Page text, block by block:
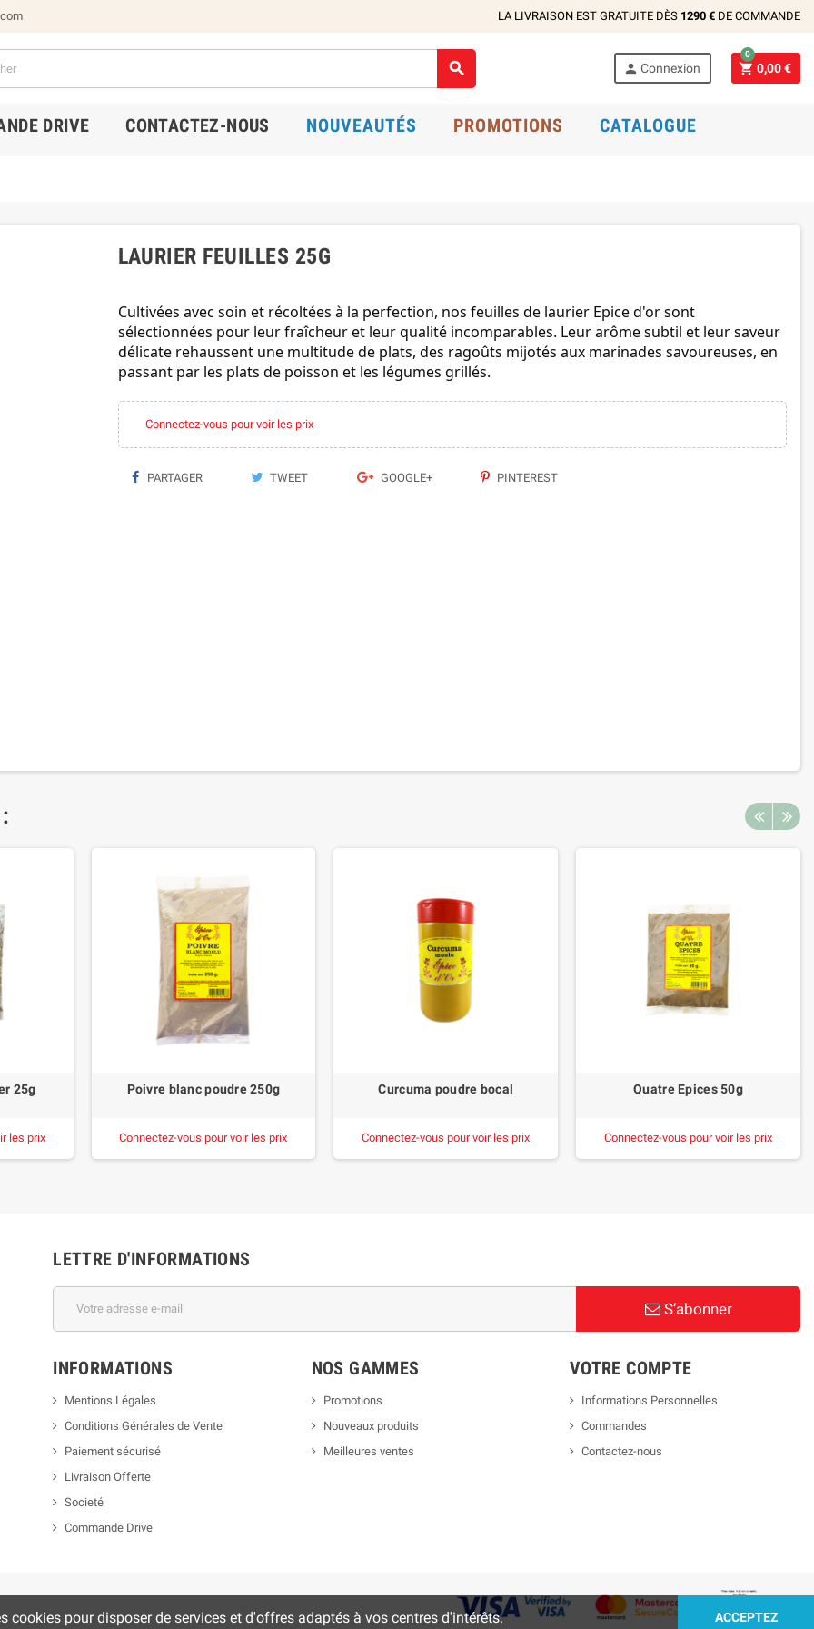
LA LIVRAISON EST GRATUITE DÈS 1290 € DE COMMANDE
  Connexion  0,00 €
0
DRIVE CONTACTEZ-NOUS NOUVEAUTÉS PROMOTIONS CATALOGUE
LAURIER FEUILLES 25G
Cultivées avec soin et récoltées à la perfection, nos feuilles de laurier Epice d'or sont
sélectionnées pour leur fraîcheur et leur qualité incomparables. Leur arôme subtil et leur saveur
délicate rehaussent une multitude de plats, des ragoûts mijotés aux marinades savoureuses, en
passant par les plats de poisson et les légumes grillés.
Connectez-vous pour voir les prix
PARTAGER TWEET GOOGLE+ PINTEREST
25g
les prix
Poivre blanc poudre 250g
Connectez-vous pour voir les prix
Curcuma poudre bocal
Connectez-vous pour voir les prix
Quatre Epices 50g
Connectez-vous pour voir les prix
LETTRE D'INFORMATIONS
S’abonner
INFORMATIONS
Mentions Légales
Conditions Générales de Vente
Paiement sécurisé
Livraison Offerte
Societé
Commande Drive
NOS GAMMES
Promotions
Nouveaux produits
Meilleures ventes
VOTRE COMPTE
Informations Personnelles
Commandes
Contactez-nous
pour disposer de services et d'offres adaptés à vos centres d'intérêts. ACCEPTEZ